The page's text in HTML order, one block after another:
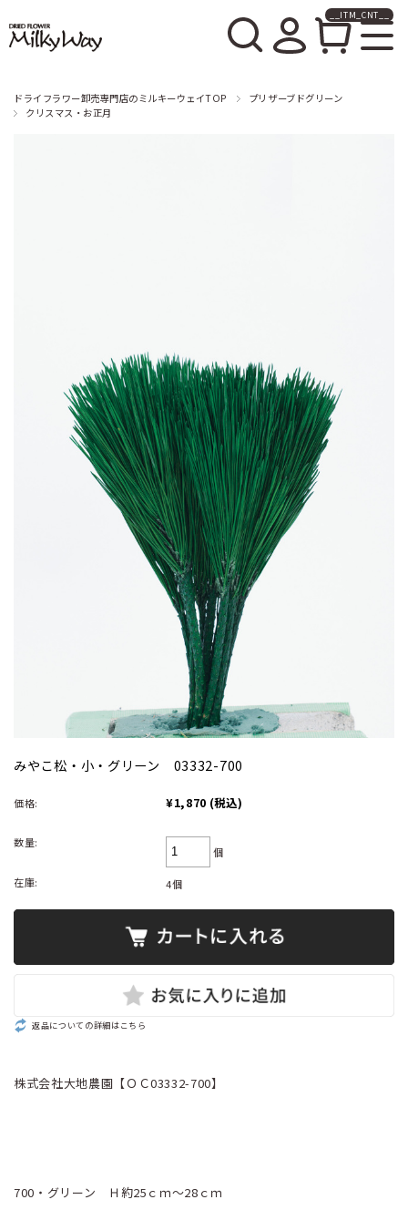
__ITM_CNT__
ドライフラワー卸売専門店のミルキーウェイTOP
プリザーブドグリーン
クリスマス・お正月
みやこ松・小・グリーン 03332-700
価格: ¥1,870 (税込)
数量:
個
在庫: 4個
返品についての詳細はこちら
株式会社大地農園【ＯＣ03332-700】
700・グリーン Ｈ約25ｃｍ～28ｃｍ